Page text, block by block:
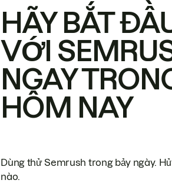
HÃY BẮT
VỚI
NGAY
HÔM NAY
Dùng thử Semrush trong bảy ngày.
nào.